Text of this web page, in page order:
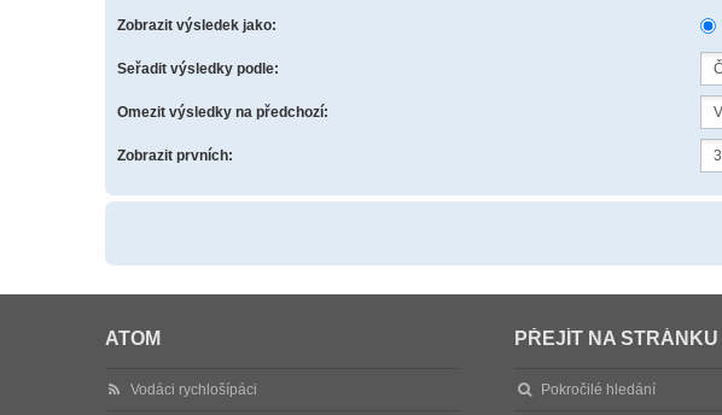
Zobrazit výsledek jako:
Seřadit výsledky podle:
Omezit výsledky na předchozí:
Zobrazit prvních:
ATOM
Vodáci rychlošípáci
PŘEJÍT NA STRÁNKU
Pokročilé hledání